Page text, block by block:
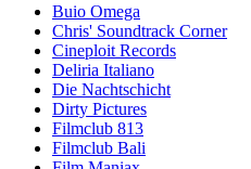
Buio Omega
Chris' Soundtrack Corner
Cineploit Records
Deliria Italiano
Die Nachtschicht
Dirty Pictures
Filmclub 813
Filmclub Bali